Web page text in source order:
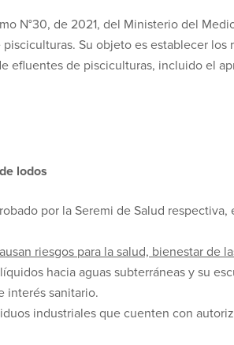
N°30, de 2021, del Ministerio del
Su objeto es establecer los
de pisciculturas, incluido el
lodos
por la Seremi de Salud
riesgos para la salud, bienestar de
hacia aguas subterráneas y su
interés sanitario.
industriales que cuenten con